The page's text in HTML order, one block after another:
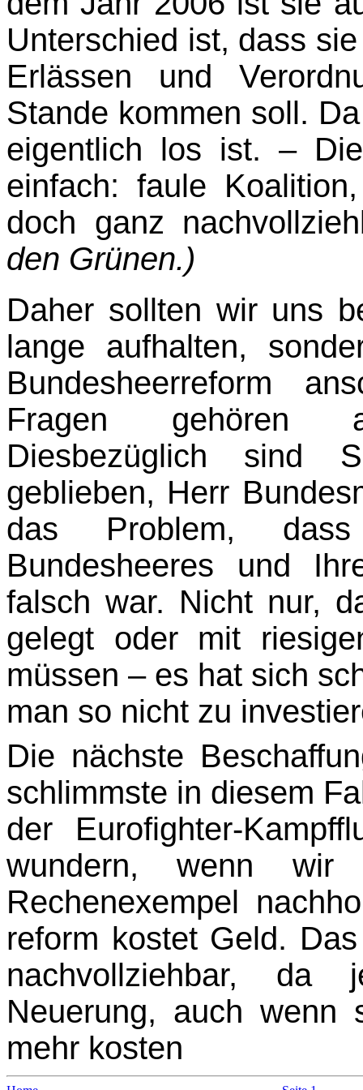
Unterschied ist, dass
Erlässen und
Stande kommen soll.
eigentlich los ist. –
einfach: faule
doch ganz
den Grünen.)
Daher sollten wir uns
lange aufhalten,
Bundesheerreform
Fragen gehören
Diesbezüglich sind
geblieben, Herr
das Problem,
Bundesheeres und
falsch war. Nicht nur,
gelegt oder mit
müssen – es hat sich
man so nicht zu
Die nächste
schlimmste in diesem
der Eurofighter-
wundern, wenn wir
Rechenexempel
reform kostet Geld.
nachvollziehbar, da
Neuerung, auch wenn
mehr kosten